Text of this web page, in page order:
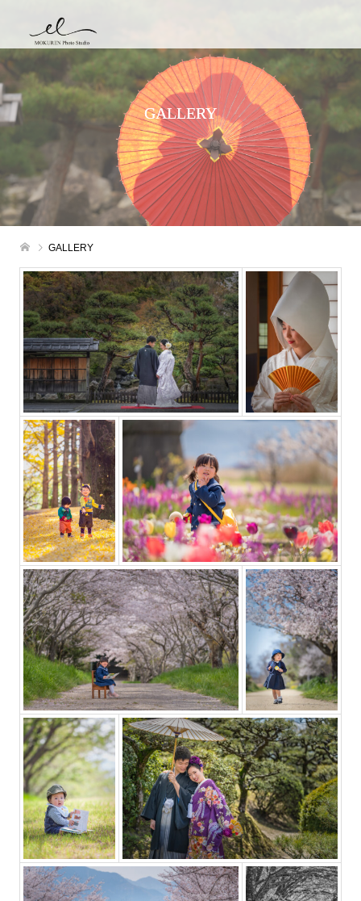
GALLERY
GALLERY